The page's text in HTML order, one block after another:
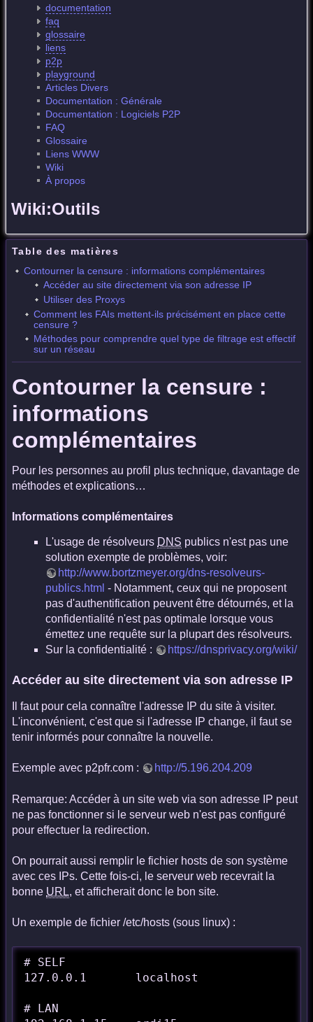
documentation
faq
glossaire
liens
p2p
playground
Articles Divers
Documentation : Générale
Documentation : Logiciels P2P
FAQ
Glossaire
Liens WWW
Wiki
À propos
Wiki:Outils
Table des matières
Contourner la censure : informations complémentaires
Accéder au site directement via son adresse IP
Utiliser des Proxys
Comment les FAIs mettent-ils précisément en place cette
censure ?
Méthodes pour comprendre quel type de filtrage est effectif
sur un réseau
Contourner la censure :
informations
complémentaires
Pour les personnes au profil plus technique, davantage de
méthodes et explications…
Informations complémentaires
L'usage de résolveurs DNS publics n'est pas une
solution exempte de problèmes, voir:
http://www.bortzmeyer.org/dns-resolveurs-
publics.html - Notamment, ceux qui ne proposent
pas d'authentification peuvent être détournés, et la
confidentialité n'est pas optimale lorsque vous
émettez une requête sur la plupart des résolveurs.
Sur la confidentialité :
https://dnsprivacy.org/wiki/
Accéder au site directement via son adresse IP
Il faut pour cela connaître l'adresse IP du site à visiter.
L'inconvénient, c'est que si l'adresse IP change, il faut se
tenir informés pour connaître la nouvelle.
Exemple avec p2pfr.com : http://5.196.204.209
Remarque: Accéder à un site web via son adresse IP peut
ne pas fonctionner si le serveur web n'est pas configuré
pour effectuer la redirection.
On pourrait aussi remplir le fichier hosts de son système
avec ces IPs. Cette fois-ci, le serveur web recevrait la
bonne URL, et afficherait donc le bon site.
Un exemple de fichier /etc/hosts (sous linux) :
# SELF
127.0.0.1       localhost
# LAN